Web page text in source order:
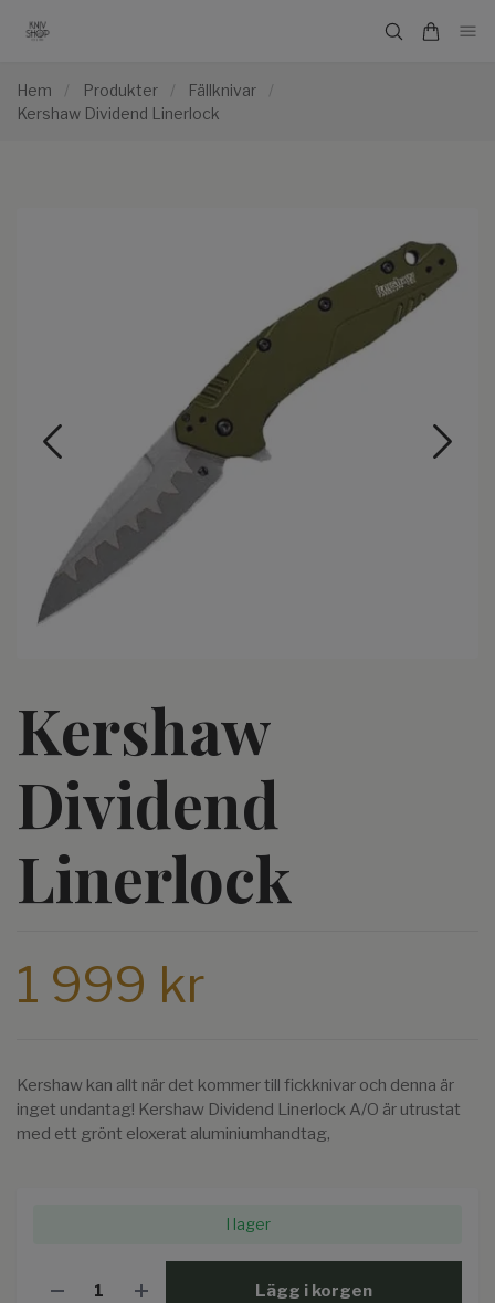
Hem / Produkter / Fällknivar
/
Kershaw Dividend Linerlock
Kershaw
Dividend
Linerlock
1 999 kr
Kershaw kan allt när det kommer till fickknivar och denna är
inget undantag! Kershaw Dividend Linerlock A/O är utrustat
med ett grönt eloxerat aluminiumhandtag,
I lager
Lägg i korgen